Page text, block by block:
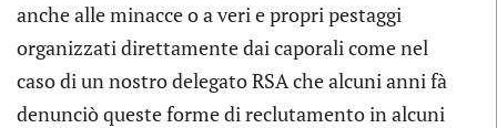
anche alle minacce o a veri e propri pestaggi
organizzati direttamente dai caporali come nel
caso di un nostro delegato RSA che alcuni anni fà
denunciò queste forme di reclutamento in alcuni